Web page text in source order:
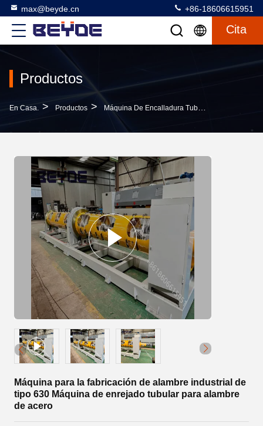
max@beyde.cn +86-18606615951
Cita
Productos
En Casa. > Productos > Máquina De Encalladura Tubular
Máquina para la fabricación de alambre industrial de
tipo 630 Máquina de enrejado tubular para alambre
de acero